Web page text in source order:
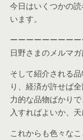
今日はいくつかの
います。
ーーーーーーーー
日野さまのメルマ
そして紹介される
り、経済が許せば
力的な品物ばかり
入すればよいか、
これからも色々な